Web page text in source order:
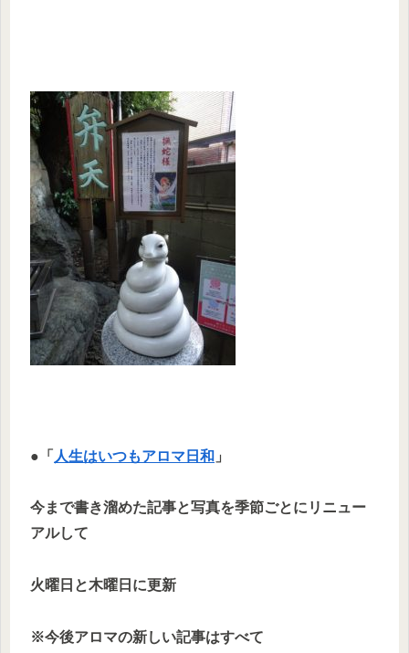
●「 人生はいつもアロマ日和 」
今まで書き溜めた記事と写真を季節ごとにリニュー
アルして
火曜日と木曜日に更新
※今後アロマの新しい記事はすべて